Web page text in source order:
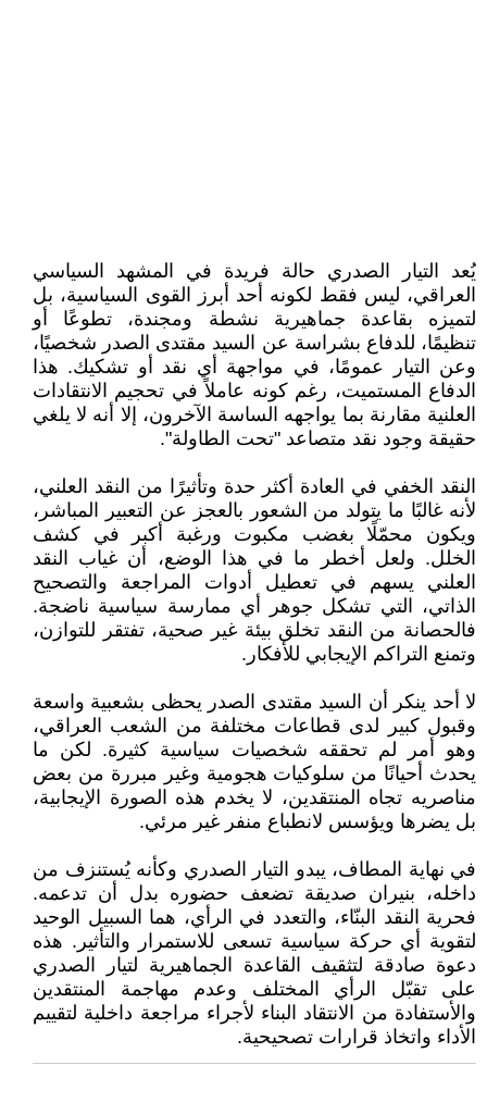
يُعد التيار الصدري حالة فريدة في المشهد السياسي
العراقي، ليس فقط لكونه أحد أبرز القوى السياسية، بل
لتميزه بقاعدة جماهيرية نشطة ومجندة، تطوعًا أو
تنظيمًا، للدفاع بشراسة عن السيد مقتدى الصدر شخصيًا،
وعن التيار عمومًا، في مواجهة أي نقد أو تشكيك. هذا
الدفاع المستميت، رغم كونه عاملاً في تحجيم الانتقادات
العلنية مقارنة بما يواجهه الساسة الآخرون، إلا أنه لا يلغي
حقيقة وجود نقد متصاعد "تحت الطاولة".
النقد الخفي في العادة أكثر حدة وتأثيرًا من النقد العلني،
لأنه غالبًا ما يتولد من الشعور بالعجز عن التعبير المباشر،
ويكون محمّلًا بغضب مكبوت ورغبة أكبر في كشف
الخلل. ولعل أخطر ما في هذا الوضع، أن غياب النقد
العلني يسهم في تعطيل أدوات المراجعة والتصحيح
الذاتي، التي تشكل جوهر أي ممارسة سياسية ناضجة.
فالحصانة من النقد تخلق بيئة غير صحية، تفتقر للتوازن،
وتمنع التراكم الإيجابي للأفكار.
لا أحد ينكر أن السيد مقتدى الصدر يحظى بشعبية واسعة
وقبول كبير لدى قطاعات مختلفة من الشعب العراقي،
وهو أمر لم تحققه شخصيات سياسية كثيرة. لكن ما
يحدث أحيانًا من سلوكيات هجومية وغير مبررة من بعض
مناصريه تجاه المنتقدين، لا يخدم هذه الصورة الإيجابية،
بل يضرها ويؤسس لانطباع منفر غير مرئي.
في نهاية المطاف، يبدو التيار الصدري وكأنه يُستنزف من
داخله، بنيران صديقة تضعف حضوره بدل أن تدعمه.
فحرية النقد البنّاء، والتعدد في الرأي، هما السبيل الوحيد
لتقوية أي حركة سياسية تسعى للاستمرار والتأثير. هذه
دعوة صادقة لتثقيف القاعدة الجماهيرية لتيار الصدري
على تقبّل الرأي المختلف وعدم مهاجمة المنتقدين
والأستفادة من الانتقاد البناء لأجراء مراجعة داخلية لتقييم
الأداء واتخاذ قرارات تصحيحية.